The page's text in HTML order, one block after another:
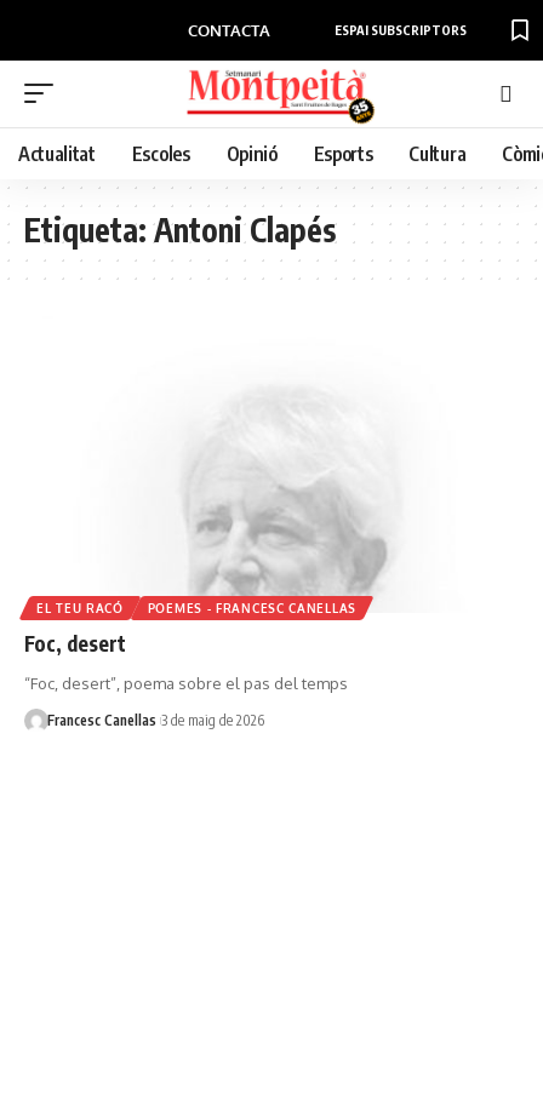
CONTACTA ESPAI SUBSCRIPTORS
Actualitat Escoles Opinió Esports Cultura
Etiqueta:Antoni Clapés
EL TEU RACÓ POEMES - FRANCESC CANELLAS
Foc, desert
“Foc, desert”, poema sobre el pas del temps
Francesc Canellas 3 de maig de 2026